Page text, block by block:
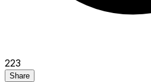
223
Share